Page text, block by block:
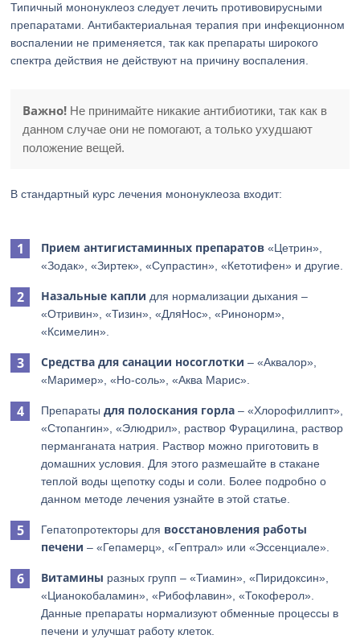
Типичный мононуклеоз следует лечить противовирусными
препаратами. Антибактериальная терапия при инфекционном
воспалении не применяется, так как препараты широкого
спектра действия не действуют на причину воспаления.
Важно! Не принимайте никакие антибиотики, так как в
данном случае они не помогают, а только ухудшают
положение вещей.
В стандартный курс лечения мононуклеоза входит:
Прием антигистаминных препаратов «Цетрин»,
«Зодак», «Зиртек», «Супрастин», «Кетотифен» и другие.
Назальные капли для нормализации дыхания –
«Отривин», «Тизин», «ДляНос», «Ринонорм»,
«Ксимелин».
Средства для санации носоглотки – «Аквалор»,
«Маример», «Но-соль», «Аква Марис».
Препаратыдля полоскания горла – «Хлорофиллипт»,
«Стопангин», «Элюдрил», раствор Фурацилина, раствор
перманганата натрия. Раствор можно приготовить в
домашних условия. Для этого размешайте в стакане
теплой воды щепотку соды и соли. Более подробно о
данном методе лечения узнайте в этой статье.
Гепатопротекторы для восстановления работы
печени – «Гепамерц», «Гептрал» или «Эссенциале».
Витамины разных групп – «Тиамин», «Пиридоксин»,
«Цианокобаламин», «Рибофлавин», «Токоферол».
Данные препараты нормализуют обменные процессы в
печени и улучшат работу клеток.